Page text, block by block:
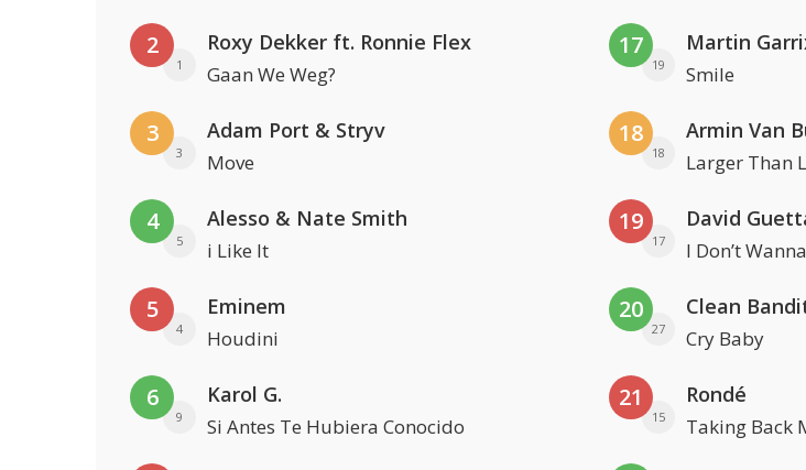
2
1
Roxy Dekker ft. Ronnie Flex
Gaan We Weg?
3
3
Adam Port & Stryv
Move
4
5
Alesso & Nate Smith
i Like It
5
4
Eminem
Houdini
6
9
Karol G.
Si Antes Te Hubiera Conocido
17
19
Martin
Smile
18
18
Armin Van
Larger Than
19
17
David
I Don’t
20
27 Cry Baby
21
15
Rondé
Taking Back